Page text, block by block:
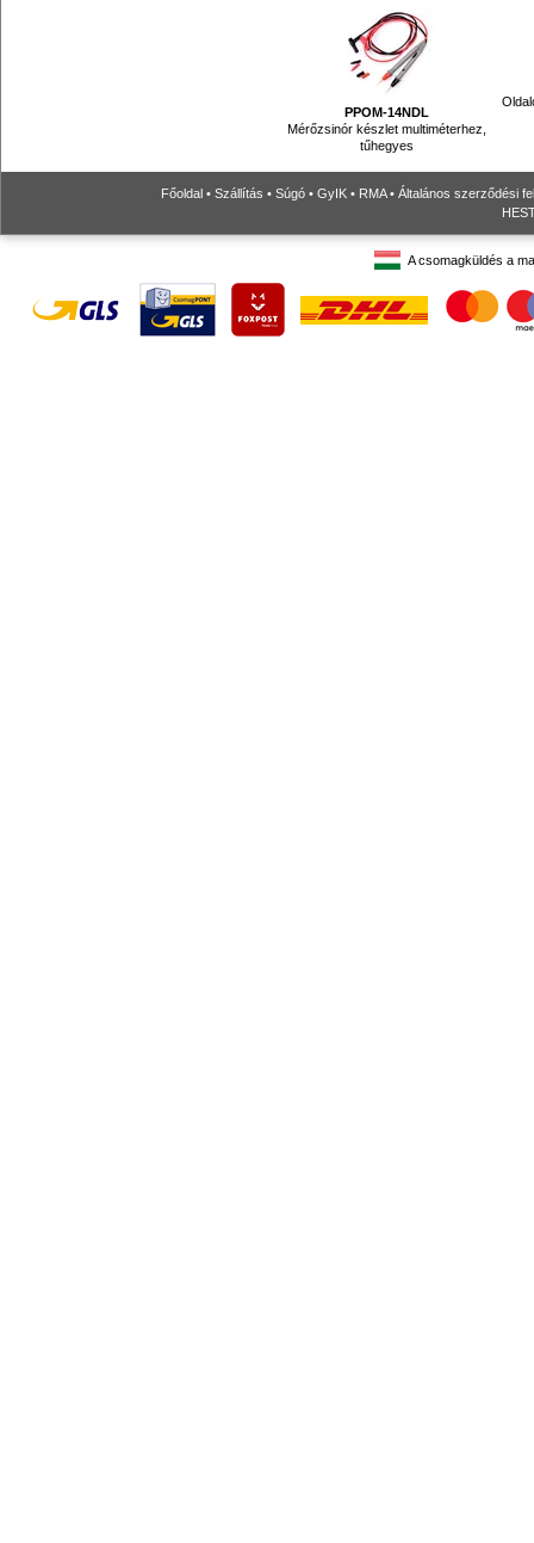
PPOM-14NDL
Mérőzsinór készlet multiméterhez,
tűhegyes
Főoldal • Szállítás • Súgó • GyIK • RMA• Általános szerződési
A csomagküldés a